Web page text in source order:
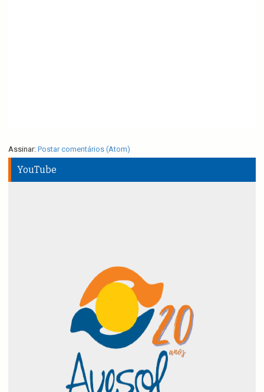
Assinar: Postar comentários (Atom)
YouTube